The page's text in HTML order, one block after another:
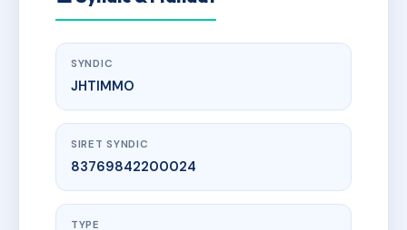
SYNDIC
JHTIMMO
SIRET SYNDIC
83769842200024
TYPE